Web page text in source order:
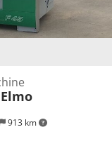
913 km